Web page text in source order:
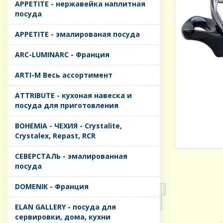
APPETITE - нержавейка наплитная
посуда
APPETITE - эмалированая посуда
ARC-LUMINARC - Франция
ARTI-M Весь ассортимент
ATTRIBUTE - кухоная навеска и
посуда для приготовления
BOHEMIA - ЧЕХИЯ - Crystalite,
Crystalex, Repast, RCR
CЕВЕРСТАЛЬ - эмалированная
посуда
DOMENIK - Франция
ELAN GALLERY - посуда для
сервировки, дома, кухни